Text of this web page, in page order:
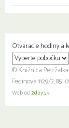
Otváracie hodiny a
© Knižnica Petržalka
Fedinova 1129/7, 851
Web od 2day.sk